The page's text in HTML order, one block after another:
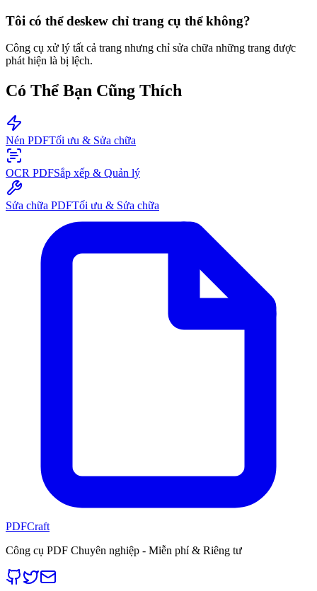
Tôi có thể deskew chỉ trang cụ thể không?
Công cụ xử lý tất cả trang nhưng chỉ sửa chữa những trang được
phát hiện là bị lệch.
Có Thể Bạn Cũng Thích
Nén PDFTối ưu & Sửa chữa
OCR PDFSắp xếp & Quản lý
Sửa chữa PDFTối ưu & Sửa chữa
PDFCraft
Công cụ PDF Chuyên nghiệp - Miễn phí & Riêng tư